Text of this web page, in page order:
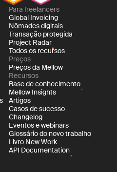
Para freelancers
Global Invoicing
Nômades digitais
Transação protegida
Project Radar
Todos os recursos
Preços
Preços da Mellow
Recursos
Base de conhecimento
Mellow Insights
Artigos
Casos de sucesso
Changelog
Eventos e webinars
Glossário do novo trabalho
Livro New Work
API Documentation